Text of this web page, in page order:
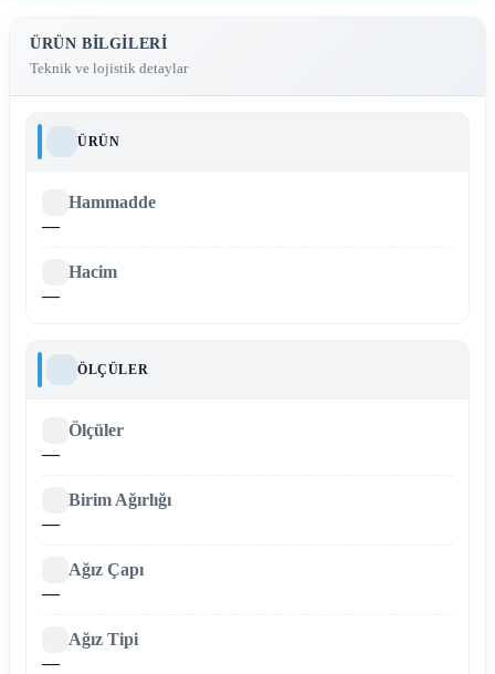
ÜRÜN BILGILERI
Teknik ve lojistik detaylar
ÜRÜN
Hammadde
—
Hacim
—
ÖLÇÜLER
Ölçüler
—
Birim Ağırlığı
—
Ağız Çapı
—
Ağız Tipi
—